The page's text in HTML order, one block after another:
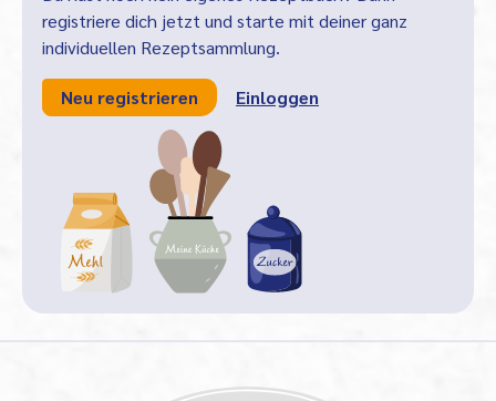
registriere dich jetzt und starte mit deiner ganz
individuellen Rezeptsammlung.
Neu registrieren Einloggen